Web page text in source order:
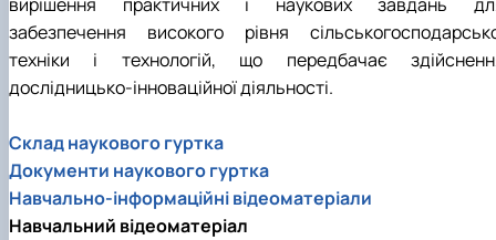
вирішення практичних і наукових завдань
забезпечення високого рівня
техніки і технологій, що передбачає
дослідницько-інноваційної діяльності.
Склад наукового гуртка
Документи наукового гуртка
Навчально-інформаційні відеоматеріали
Навчальний відеоматеріал